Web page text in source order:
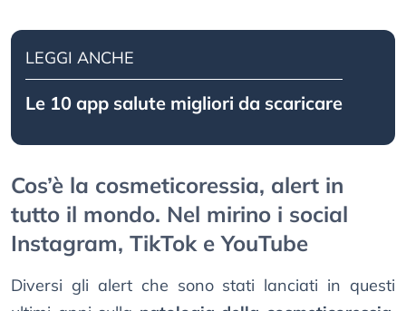
LEGGI ANCHE
Le 10 app salute migliori da scaricare
Cos’è la cosmeticoressia, alert in
tutto il mondo. Nel mirino i social
Instagram, TikTok e YouTube
Diversi gli alert che sono stati lanciati in questi